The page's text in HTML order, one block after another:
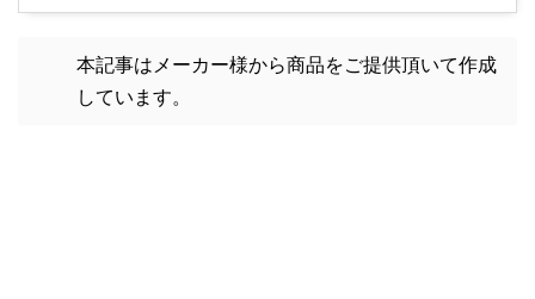
本記事はメーカー様から商品をご提供頂いて作成
しています。